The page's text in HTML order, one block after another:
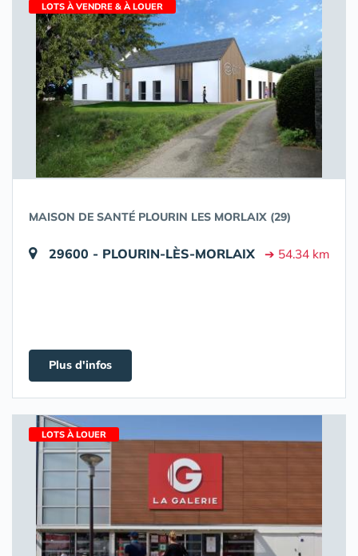
LOTS À VENDRE & À LOUER
MAISON DE SANTÉ PLOURIN LES MORLAIX (29)
29600 - PLOURIN-LÈS-MORLAIX ➔ 54.34 km
Plus d'infos
LOTS À LOUER